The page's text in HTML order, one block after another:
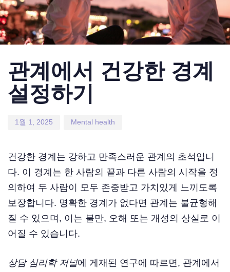
관계에서 건강한 경계
설정하기
1월 1, 2025 Mental health
건강한 경계는 강하고 만족스러운 관계의 초석입니
다. 이 경계는 한 사람의 끝과 다른 사람의 시작을 정
의하여 두 사람이 모두 존중받고 가치있게 느끼도록
보장합니다. 명확한 경계가 없다면 관계는 불균형해
질 수 있으며, 이는 불만, 오해 또는 개성의 상실로 이
어질 수 있습니다.
상담 심리학 저널에 게재된 연구에 따르면, 관계에서